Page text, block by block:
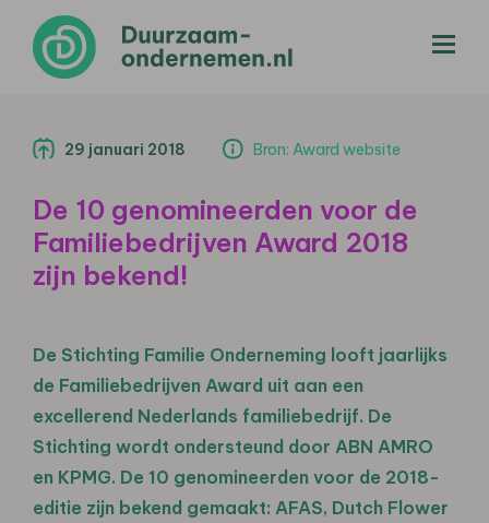
29 januari 2018 Bron: Award website
De 10 genomineerden voor de
Familiebedrijven Award 2018
zijn bekend!
De Stichting Familie Onderneming looft jaarlijks
de Familiebedrijven Award uit aan een
excellerend Nederlands familiebedrijf. De
Stichting wordt ondersteund door ABN AMRO
en KPMG. De 10 genomineerden voor de 2018-
editie zijn bekend gemaakt: AFAS, Dutch Flower